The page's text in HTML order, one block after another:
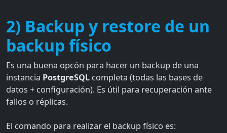
2) Backup y restore de un
backup físico
Es una buena opcón para hacer un backup de una
instancia PostgreSQL completa (todas las bases de
datos + configuración). Es útil para recuperación ante
fallos o réplicas.
El comando para realizar el backup físico es: